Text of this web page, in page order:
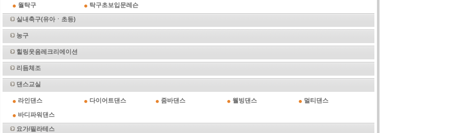
월탁구
탁구초보입문레슨
실내축구(유아ㆍ초등)
농구
힐링웃음레크리에이션
리듬체조
댄스교실
라인댄스 다이어트댄스 줌바댄스 웰빙댄스
멀티댄스
바디파워댄스
요가/필라테스